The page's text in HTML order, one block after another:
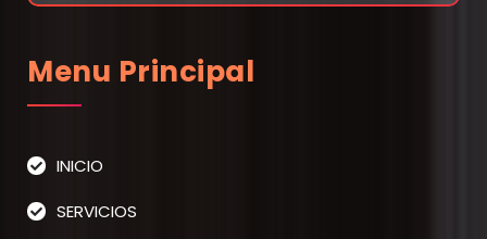
Menu Principal
INICIO
SERVICIOS